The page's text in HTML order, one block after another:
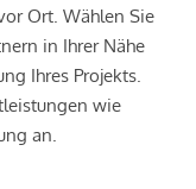
Ort. Wählen Sie
in Ihrer Nähe
Ihres Projekts.
wie
an.